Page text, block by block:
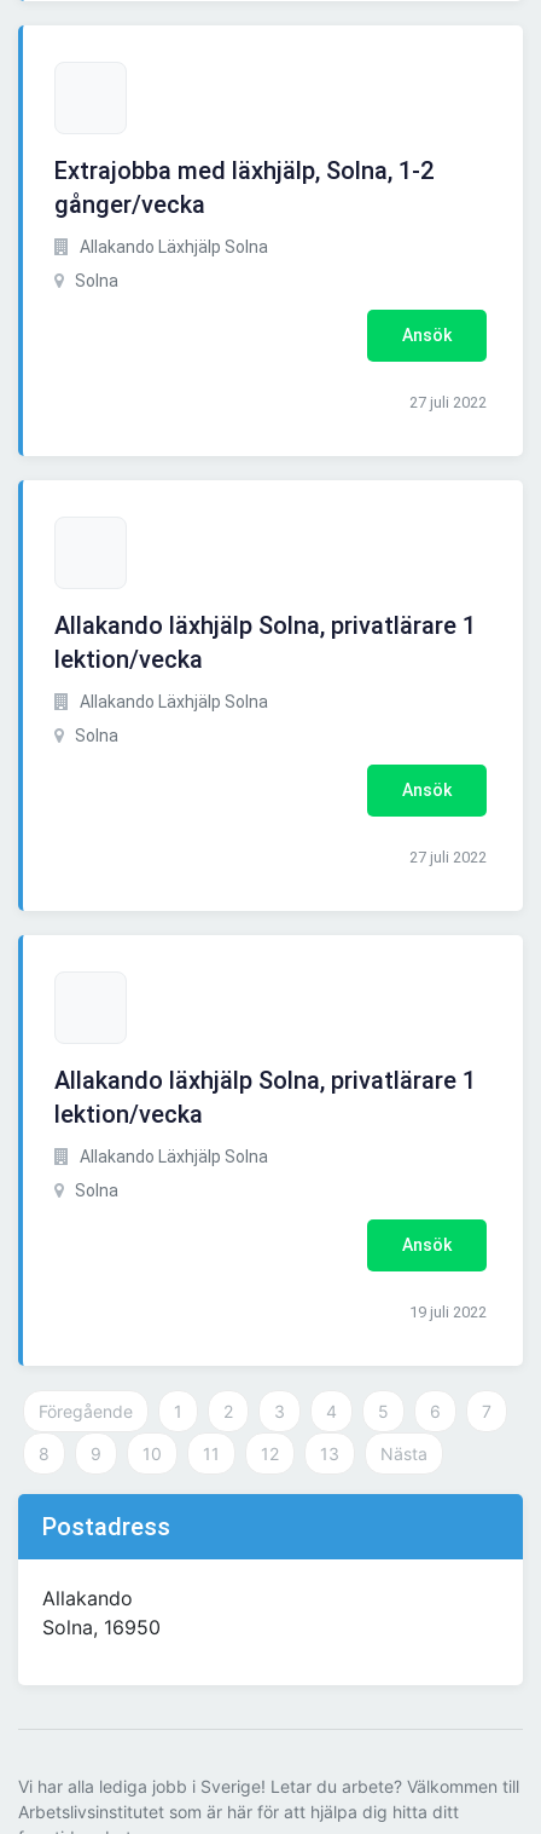
Extrajobba med läxhjälp, Solna, 1-2
gånger/vecka
Allakando Läxhjälp Solna
Solna
Ansök
27 juli 2022
Allakando läxhjälp Solna, privatlärare 1
lektion/vecka
Allakando Läxhjälp Solna
Solna
Ansök
27 juli 2022
Allakando läxhjälp Solna, privatlärare 1
lektion/vecka
Allakando Läxhjälp Solna
Solna
Ansök
19 juli 2022
Föregående 1 2 3 4 5 6 7
8 9 10 11 12 13 Nästa
Postadress
Allakando
Solna, 16950
Vi har alla lediga jobb i Sverige! Letar du arbete? Välkommen till
Arbetslivsinstitutet som är här för att hjälpa dig hitta ditt